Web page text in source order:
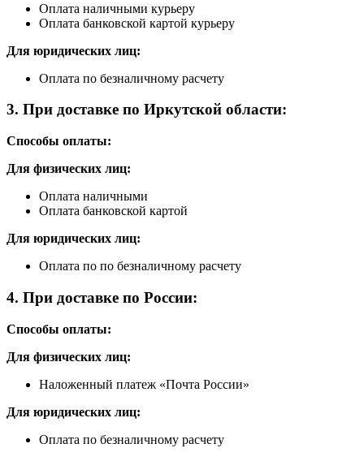
Оплата наличными курьеру
Оплата банковской картой курьеру
Для юридических лиц:
Оплата по безналичному расчету
3. При доставке по Иркутской области:
Способы оплаты:
Для физических лиц:
Оплата наличными
Оплата банковской картой
Для юридических лиц:
Оплата по по безналичному расчету
4. При доставке по России:
Способы оплаты:
Для физических лиц:
Наложенный платеж «Почта России»
Для юридических лиц:
Оплата по безналичному расчету